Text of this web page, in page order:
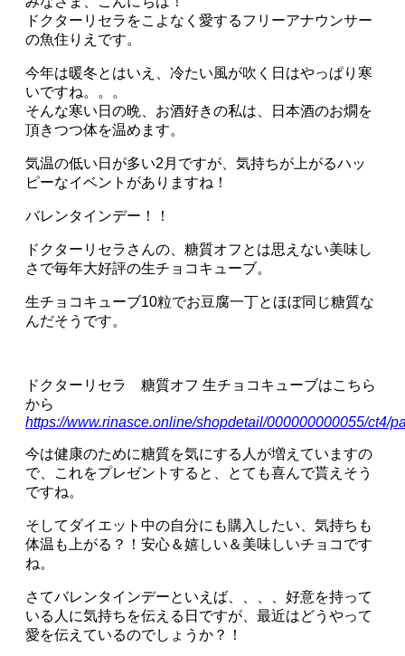
ドクターリセラをこよなく愛するフリーアナウンサー
の魚住りえです。
今年は暖冬とはいえ、冷たい風が吹く日はやっぱり寒
いですね。。。
そんな寒い日の晩、お酒好きの私は、日本酒のお燗を
頂きつつ体を温めます。
気温の低い日が多い2月ですが、気持ちが上がるハッ
ピーなイベントがありますね！
バレンタインデー！！
ドクターリセラさんの、糖質オフとは思えない美味し
さで毎年大好評の生チョコキューブ。
生チョコキューブ10粒でお豆腐一丁とほぼ同じ糖質な
んだそうです。
ドクターリセラ 糖質オフ 生チョコキューブはこちら
から
https://www.rinasce.online/shopdetail/000000000055/ct4/
今は健康のために糖質を気にする人が増えていますの
で、これをプレゼントすると、とても喜んで貰えそう
ですね。
そしてダイエット中の自分にも購入したい、気持ちも
体温も上がる？！安心＆嬉しい＆美味しいチョコです
ね。
さてバレンタインデーといえば、、、、好意を持って
いる人に気持ちを伝える日ですが、最近はどうやって
愛を伝えているのでしょうか？！